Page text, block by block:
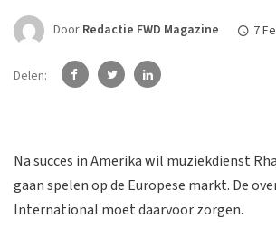
Door Redactie FWD Magazine 7
Delen:
Na succes in Amerika wil muziekdienst
gaan spelen op de Europese markt. De
International moet daarvoor zorgen.